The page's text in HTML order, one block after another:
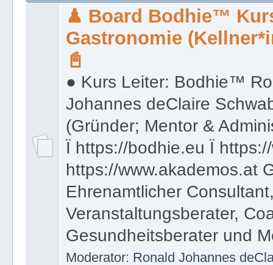
♟ Board Bodhie™
Gastronomie
📓
● Kurs Leiter: Bodhie™
Johannes deClaire
(Gründer; Mentor &
Ï https://bodhie.eu Ï
https://www.akademos.at
Ehrenamtlicher
Veranstaltungsberater,
Gesundheitsberater und
Moderator: Ronald Johannes